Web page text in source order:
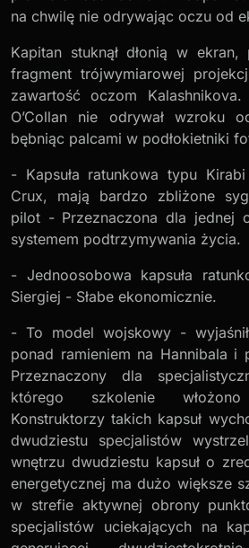
na chwilę nie odrywając oczu od
Kapitan stuknął dłonią w ekran,
fragment trójwymiarowej
zawartość oczom
O’Collan nie odrywał wzroku
bębniąc palcami w podłokietniki
- Kapsuła ratunkowa typu
Crux, mają bardzo zbliżone
pilot - Przeznaczona dla jednej
systemem podtrzymywania życia.
- Jednoosobowa kapsuła
Siergiej - Słabe ekonomicznie.
- To model wojskowy -
ponad ramieniem na Hannibala i
Przeznaczony dla
którego szkolenie
Konstruktorzy takich kapsuł
dwudziestu specjalistów
wnętrzu dwudziestu kapsuł o
energetycznej ma dużo większe
w strefie aktywnej obrony
specjalistów uciekających na